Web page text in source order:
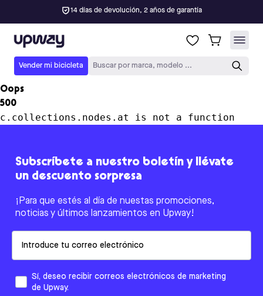
14 días de devolución, 2 años de garantía
Upway
Vender mi bicicleta Buscar por marca, modelo ...
Oops
500
c.collections.nodes.at is not a function
Subscríbete a nuestro boletín y llévate
un descuento sorpresa
¡Para que estés al día de nuestas promociones,
noticias y últimos lanzamientos en Upway!
Sí, deseo recibir correos electrónicos de marketing
de Upway.